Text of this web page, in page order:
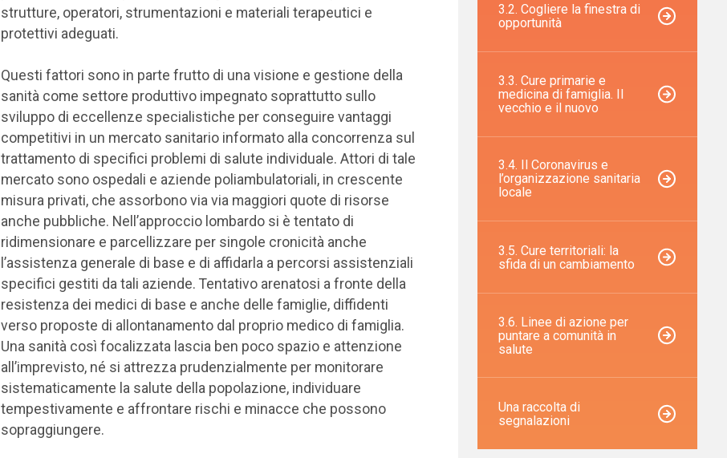
strutture, operatori, strumentazioni e materiali terapeutici e
protettivi adeguati.
Questi fattori sono in parte frutto di una visione e gestione della
sanità come settore produttivo impegnato soprattutto sullo
sviluppo di eccellenze specialistiche per conseguire vantaggi
competitivi in un mercato sanitario informato alla concorrenza sul
trattamento di specifici problemi di salute individuale. Attori di tale
mercato sono ospedali e aziende poliambulatoriali, in crescente
misura privati, che assorbono via via maggiori quote di risorse
anche pubbliche. Nell’approccio lombardo si è tentato di
ridimensionare e parcellizzare per singole cronicità anche
l’assistenza generale di base e di affidarla a percorsi assistenziali
specifici gestiti da tali aziende. Tentativo arenatosi a fronte della
resistenza dei medici di base e anche delle famiglie, diffidenti
verso proposte di allontanamento dal proprio medico di famiglia.
Una sanità così focalizzata lascia ben poco spazio e attenzione
all’imprevisto, né si attrezza prudenzialmente per monitorare
sistematicamente la salute della popolazione, individuare
tempestivamente e affrontare rischi e minacce che possono
sopraggiungere.
3.2. Cogliere la finestra di
opportunità
3.3. Cure primarie e
medicina di famiglia. Il
vecchio e il nuovo
3.4. Il Coronavirus e
l’organizzazione sanitaria
locale
3.5. Cure territoriali: la
sfida di un cambiamento
3.6. Linee di azione per
puntare a comunità in
salute
Una raccolta di
segnalazioni